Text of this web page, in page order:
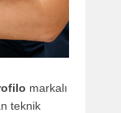
markalı
teknik